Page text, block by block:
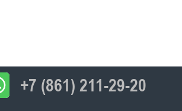
+7 (861) 211-29-20